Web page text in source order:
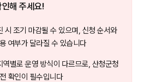
해 주세요!
시 조기 마감될 수 있으며, 신청 순서와
여부가 달라질 수 있습니다
역별로 운영 방식이 다르므로, 산청군청
확인이 필수입니다